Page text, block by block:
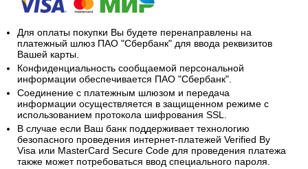
Для оплаты покупки Вы будете перенаправлены на
платежный шлюз ПАО "Сбербанк" для ввода реквизитов
Вашей карты.
Конфиденциальность сообщаемой персональной
информации обеспечивается ПАО "Сбербанк".
Соединение с платежным шлюзом и передача
информации осуществляется в защищенном режиме с
использованием протокола шифрования SSL.
В случае если Ваш банк поддерживает технологию
безопасного проведения интернет-платежей Verified By
Visa или MasterCard Secure Code для проведения платежа
также может потребоваться ввод специального пароля.